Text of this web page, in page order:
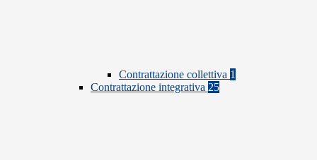
Contrattazione collettiva 1
Contrattazione integrativa 25